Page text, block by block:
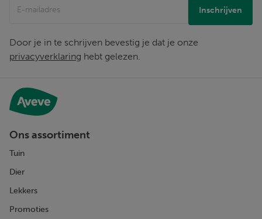
Inschrijven
Door je in te schrijven bevestig je dat je onze
privacyverklaring hebt gelezen.
Ons assortiment
Tuin
Dier
Lekkers
Promoties